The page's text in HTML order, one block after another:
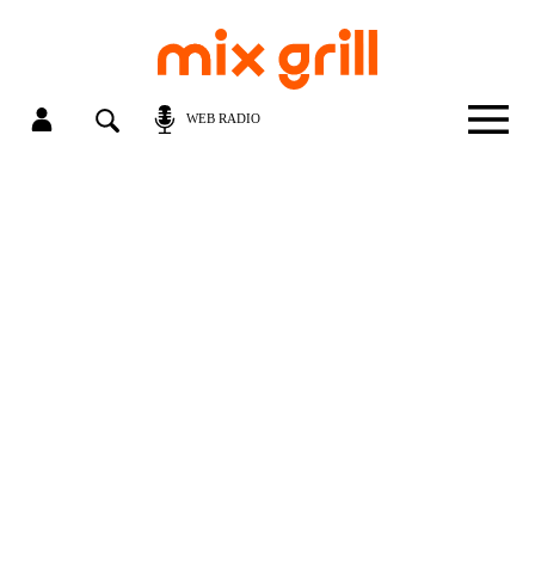
WEB RADIO